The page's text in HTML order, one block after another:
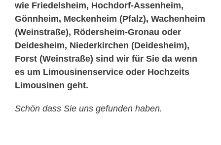
wie Friedelsheim, Hochdorf-Assenheim,
Gönnheim, Meckenheim (Pfalz), Wachenheim
(Weinstraße), Rödersheim-Gronau oder
Deidesheim, Niederkirchen (Deidesheim),
Forst (Weinstraße) sind wir für Sie da wenn
es um Limousinenservice oder Hochzeits
Limousinen geht.
Schön dass Sie uns gefunden haben.